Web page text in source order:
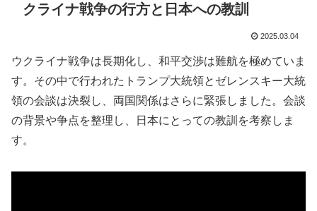
クライナ戦争の行方と日本への教訓
2025.03.04
ウクライナ戦争は長期化し、和平交渉は難航を極めていま
す。その中で行われたトランプ大統領とゼレンスキー大統
領の会談は決裂し、両国関係はさらに緊張しました。会談
の背景や争点を整理し、日本にとっての教訓を考察しま
す。